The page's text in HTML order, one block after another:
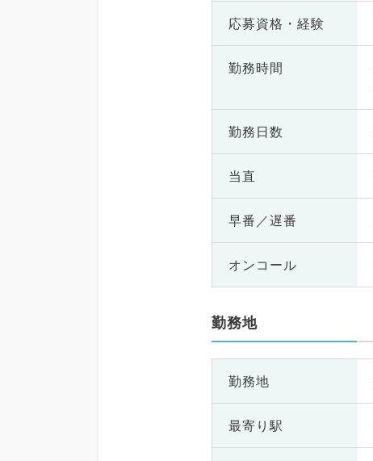
応募資格・ 経験
勤務時間
勤務日数
当直
早番／遅番
オンコール
勤務地
勤務地
最寄り駅